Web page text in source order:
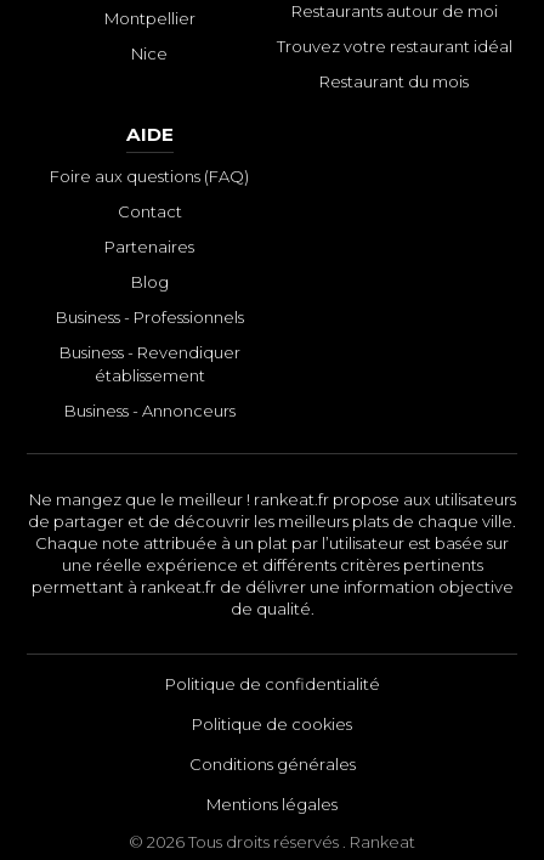
Montpellier
Nice
Restaurants autour de moi
Trouvez votre restaurant idéal
Restaurant du mois
AIDE
Foire aux questions (FAQ)
Contact
Partenaires
Blog
Business - Professionnels
Business - Revendiquer
établissement
Business - Annonceurs
Ne mangez que le meilleur ! rankeat.fr propose aux utilisateurs
de partager et de découvrir les meilleurs plats de chaque ville.
Chaque note attribuée à un plat par l’utilisateur est basée sur
une réelle expérience et différents critères pertinents
permettant à rankeat.fr de délivrer une information objective
de qualité.
Politique de confidentialité
Politique de cookies
Conditions générales
Mentions légales
© 2026 Tous droits réservés . Rankeat